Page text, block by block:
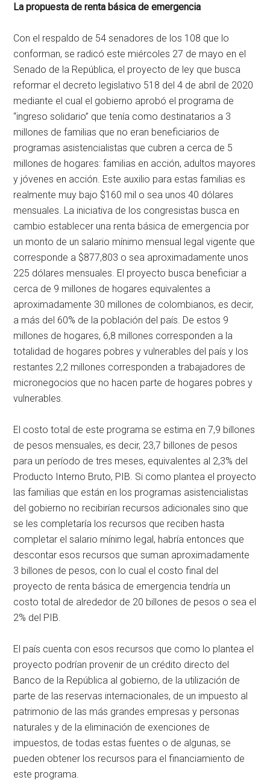
La propuesta de renta básica de emergencia
Con el respaldo de 54 senadores de los 108 que lo
conforman, se radicó este miércoles 27 de mayo en el
Senado de la República, el proyecto de ley que busca
reformar el decreto legislativo 518 del 4 de abril de 2020
mediante el cual el gobierno aprobó el programa de
“ingreso solidario” que tenía como destinatarios a 3
millones de familias que no eran beneficiarios de
programas asistencialistas que cubren a cerca de 5
millones de hogares: familias en acción, adultos mayores
y jóvenes en acción. Este auxilio para estas familias es
realmente muy bajo $160 mil o sea unos 40 dólares
mensuales. La iniciativa de los congresistas busca en
cambio establecer una renta básica de emergencia por
un monto de un salario mínimo mensual legal vigente que
corresponde a $877,803 o sea aproximadamente unos
225 dólares mensuales. El proyecto busca beneficiar a
cerca de 9 millones de hogares equivalentes a
aproximadamente 30 millones de colombianos, es decir,
a más del 60% de la población del país. De estos 9
millones de hogares, 6,8 millones corresponden a la
totalidad de hogares pobres y vulnerables del país y los
restantes 2,2 millones corresponden a trabajadores de
micronegocios que no hacen parte de hogares pobres y
vulnerables.
El costo total de este programa se estima en 7,9 billones
de pesos mensuales, es decir, 23,7 billones de pesos
para un período de tres meses, equivalentes al 2,3% del
Producto Interno Bruto, PIB. Si como plantea el proyecto
las familias que están en los programas asistencialistas
del gobierno no recibirían recursos adicionales sino que
se les completaría los recursos que reciben hasta
completar el salario mínimo legal, habría entonces que
descontar esos recursos que suman aproximadamente
3 billones de pesos, con lo cual el costo final del
proyecto de renta básica de emergencia tendría un
costo total de alrededor de 20 billones de pesos o sea el
2% del PIB.
El país cuenta con esos recursos que como lo plantea el
proyecto podrían provenir de un crédito directo del
Banco de la República al gobierno, de la utilización de
parte de las reservas internacionales, de un impuesto al
patrimonio de las más grandes empresas y personas
naturales y de la eliminación de exenciones de
impuestos, de todas estas fuentes o de algunas, se
pueden obtener los recursos para el financiamiento de
este programa.